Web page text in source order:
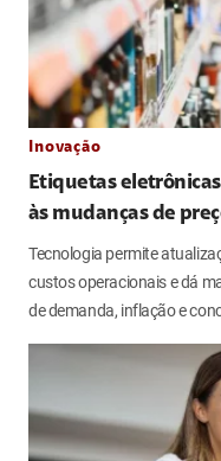
Inovação
Etiquetas
às mudanças de
Tecnologia permite
custos operacionais e dá
de demanda, inflação e